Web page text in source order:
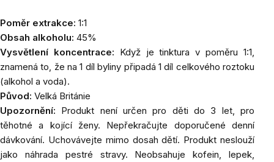
Poměr extrakce: 1:1
Obsah alkoholu: 45%
Vysvětlení koncentrace: Když je tinktura v poměru 1:1,
znamená to, že na 1 díl byliny připadá 1 díl celkového roztoku
(alkohol a voda).
Původ: Velká Británie
Upozornění: Produkt není určen pro děti do 3 let, pro
těhotné a kojící ženy. Nepřekračujte doporučené denní
dávkování. Uchovávejte mimo dosah dětí. Produkt neslouží
jako náhrada pestré stravy. Neobsahuje kofein, lepek,